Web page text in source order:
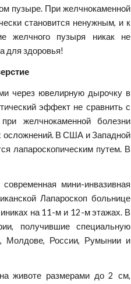
пузыре. При желчнокаменной
становится ненужным, и к
желчного пузыря никак не
для здоровья!
через ювелирную дырочку в
эффект не сравнить с
желчнокаменной болезни
осложнений. В США и Западной
лапароскопическим путем. В
мини-инвазивная
Лапароскоп больнице
на 11-м и 12-м этажах. В
получившие специальную
Молдове, России, Румынии и
животе размерами до 2 см,